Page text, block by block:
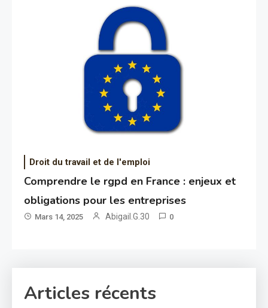
Droit du travail et de l'emploi
Comprendre le rgpd en France : enjeux et
obligations pour les entreprises
Mars 14, 2025 Abigail.G.30 0
Articles récents